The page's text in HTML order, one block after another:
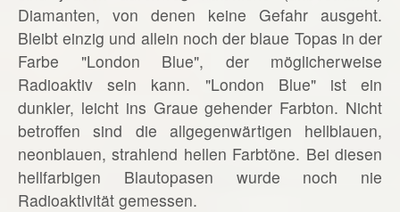
Diamanten, von denen keine Gefahr ausgeht.
Bleibt einzig und allein noch der blaue Topas in der
Farbe "London Blue", der möglicherweise
Radioaktiv sein kann. "London Blue" ist ein
dunkler, leicht ins Graue gehender Farbton. Nicht
betroffen sind die allgegenwärtigen hellblauen,
neonblauen, strahlend hellen Farbtöne. Bei diesen
hellfarbigen Blautopasen wurde noch nie
Radioaktivität gemessen.